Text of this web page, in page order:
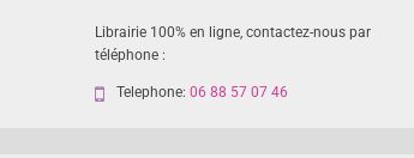
Librairie 100% en ligne, contactez-nous par
téléphone :
Telephone: 06 88 57 07 46